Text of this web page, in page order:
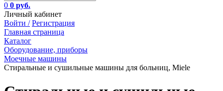
0 0 руб.
Личный кабинет
Войти / Регистрация
Главная страница
Каталог
Оборудование, приборы
Моечные машины
Стиральные и сушильные машины для больниц, Miele